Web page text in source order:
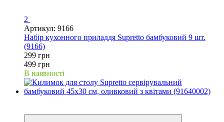
2
Артикул: 9166
Набір кухонного приладдя Supretto бамбуковий 9 шт.
(9166)
299 грн
499 грн
В наявності